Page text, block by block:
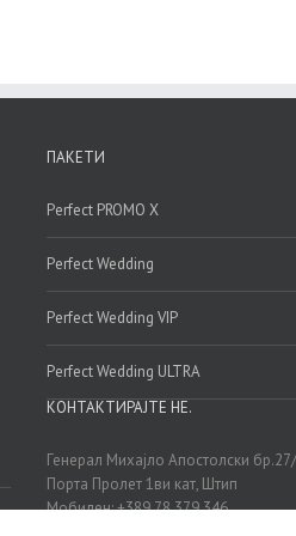
ПАКЕТИ
Perfect PROMO X
Perfect Wedding
Perfect Wedding VIP
Perfect Wedding ULTRA
КОНТАКТИРАЈТЕ НЕ.
Генерал Михајло Апостолски
Порта Пролет 1ви кат, Штип
Мобилен: +389 78 379 346